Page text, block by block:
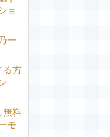
ョ
一
る方
無料
モ